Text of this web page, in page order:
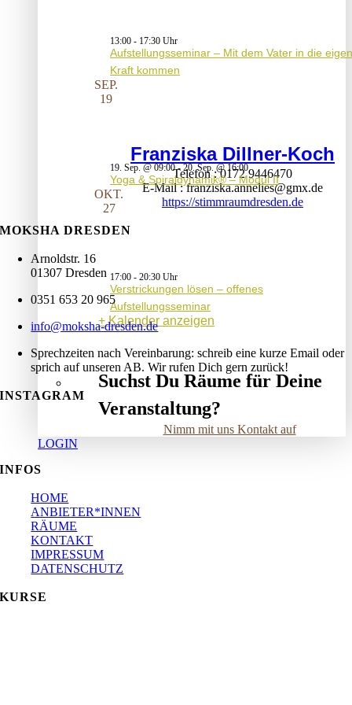
13:00 - 17:30
Aufstellungsseminar – Mit dem Vater in die
Kraft kommen
SEP.
19
19. Sep. @ 09:00- 20. Sep. @ 16:00
Yoga & Spiraldynamik® – Modul II
OKT.
27
17:00 - 20:30
Verstrickungen lösen – offenes
Aufstellungsseminar
Kalender anzeigen
Suchst Du Räume für Deine
Veranstaltung?
Nimm mit uns Kontakt auf
LOGIN
Franziska Dillner-Koch
Telefon 0172 9446470
E-Mail franziska.annelies@gmx.de
https://stimmraumdresden.de
MOKSHA DRESDEN
Arnoldstr. 16
01307 Dresden
0351 653 20 965
info@moksha-dresden.de
Sprechzeiten nach Vereinbarung: schreib eine kurze Email oder
sprich auf unseren AB. Wir rufen Dich gern zurück!
INSTAGRAM
INFOS
HOME
ANBIETER*INNEN
RÄUME
KONTAKT
IMPRESSUM
DATENSCHUTZ
KURSE